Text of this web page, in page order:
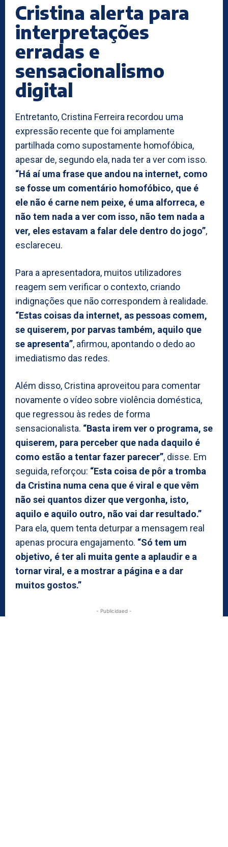
Cristina alerta para
interpretações
erradas e
sensacionalismo
digital
Entretanto, Cristina Ferreira recordou uma
expressão recente que foi amplamente
partilhada como supostamente homofóbica,
apesar de, segundo ela, nada ter a ver com isso.
“Há aí uma frase que andou na internet, como
se fosse um comentário homofóbico, que é
ele não é carne nem peixe, é uma alforreca, e
não tem nada a ver com isso, não tem nada a
ver, eles estavam a falar dele dentro do jogo”,
esclareceu.
Para a apresentadora, muitos utilizadores
reagem sem verificar o contexto, criando
indignações que não correspondem à realidade.
“Estas coisas da internet, as pessoas comem,
se quiserem, por parvas também, aquilo que
se apresenta”, afirmou, apontando o dedo ao
imediatismo das redes.
Além disso, Cristina aproveitou para comentar
novamente o vídeo sobre violência doméstica,
que regressou às redes de forma
sensacionalista. “Basta irem ver o programa, se
quiserem, para perceber que nada daquilo é
como estão a tentar fazer parecer”, disse. Em
seguida, reforçou: “Esta coisa de pôr a tromba
da Cristina numa cena que é viral e que vêm
não sei quantos dizer que vergonha, isto,
aquilo e aquilo outro, não vai dar resultado.”
Para ela, quem tenta deturpar a mensagem real
apenas procura engajamento. “Só tem um
objetivo, é ter ali muita gente a aplaudir e a
tornar viral, e a mostrar a página e a dar
muitos gostos.”
- Publicidaed -